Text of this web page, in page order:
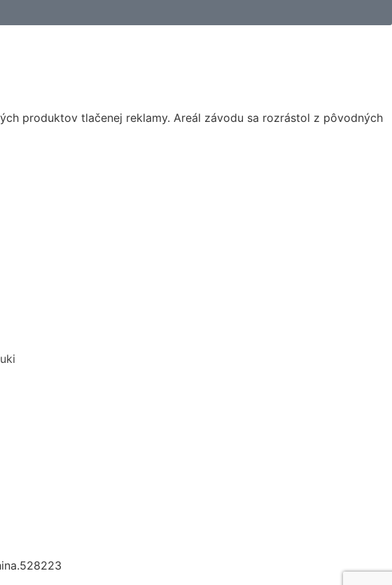
produktov tlačenej reklamy. Areál závodu sa rozrástol z pôvodných